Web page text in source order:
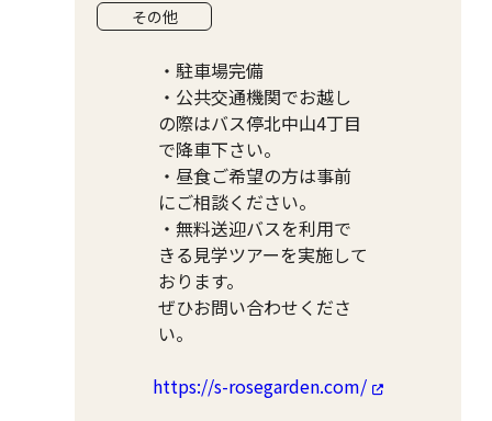
その他
・駐車場完備
・公共交通機関でお越し
の際はバス停北中山4丁目
で降車下さい。
・昼食ご希望の方は事前
にご相談ください。
・無料送迎バスを利用で
きる見学ツアーを実施して
おります。
ぜひお問い合わせくださ
い。
https://s-rosegarden.com/